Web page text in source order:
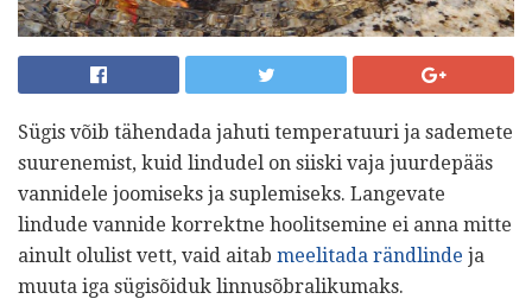
Sügis võib tähendada jahuti temperatuuri ja sademete
suurenemist, kuid lindudel on siiski vaja juurdepääs
vannidele joomiseks ja suplemiseks. Langevate
lindude vannide korrektne hoolitsemine ei anna mitte
ainult olulist vett, vaid aitab meelitada rändlinde ja
muuta iga sügisõiduk linnusõbralikumaks.